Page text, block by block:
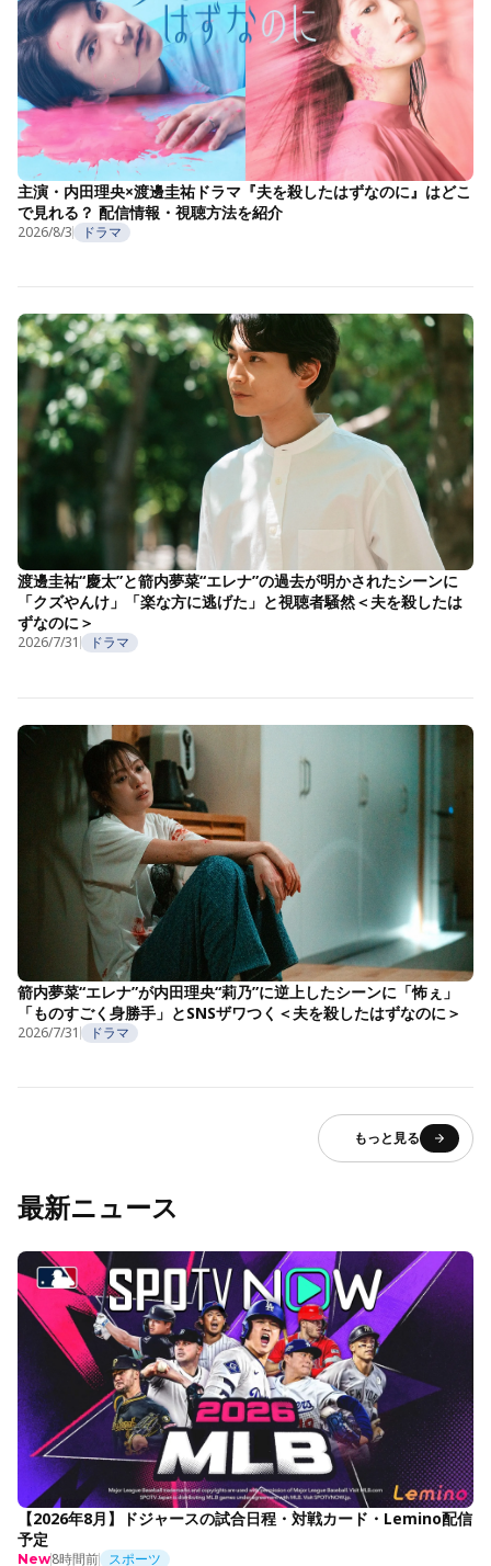
主演・内田理央×渡邊圭祐ドラマ『夫を殺したはずなのに』はどこ
で見れる？ 配信情報・視聴方法を紹介
2026/8/3 ドラマ
渡邊圭祐“慶太”と箭内夢菜“エレナ”の過去が明かされたシーンに
「クズやんけ」「楽な方に逃げた」と視聴者騒然＜夫を殺したは
ずなのに＞
2026/7/31 ドラマ
箭内夢菜“エレナ”が内田理央“莉乃”に逆上したシーンに「怖ぇ」
「ものすごく身勝手」とSNSザワつく＜夫を殺したはずなのに＞
2026/7/31 ドラマ
もっと見る
最新ニュース
【2026年8月】ドジャースの試合日程・対戦カード・Lemino配信
予定
New8時間前 スポーツ